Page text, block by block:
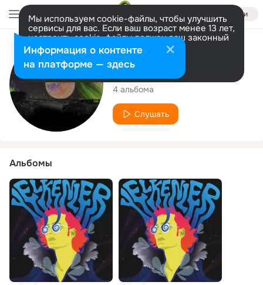
Войти
Мы используем cookie-файлы, чтобы улучшить
сервисы для вас. Если ваш возраст менее 13 лет,
настроить cookie-файлы должен ваш законный
представитель. Больше информации
Разрешить все Настроить
Исполнитель
Sarp Suz
4 альбома
Слушать
Альбомы
Информация о контенте
на платформе — здесь